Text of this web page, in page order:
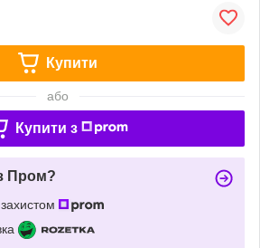
Купити
або
Купити з
Пром?